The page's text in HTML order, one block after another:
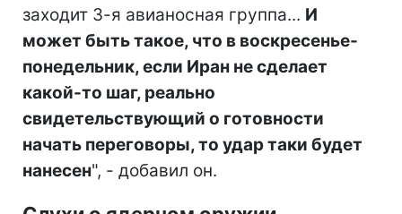
заходит 3-я авианосная группа... И
может быть такое, что в воскресенье-
понедельник, если Иран не сделает
какой-то шаг, реально
свидетельствующий о готовности
начать переговоры, то удар таки будет
нанесен", - добавил он.